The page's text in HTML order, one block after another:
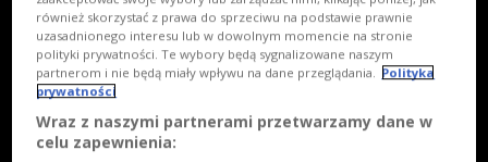
również skorzystać z prawa do sprzeciwu na podstawie prawnie
uzasadnionego interesu lub w dowolnym momencie na stronie
polityki prywatności. Te wybory będą sygnalizowane naszym
partnerom i nie będą miały wpływu na dane przeglądania. Polityka
prywatności
Wraz z naszymi partnerami przetwarzamy dane w
celu zapewnienia: